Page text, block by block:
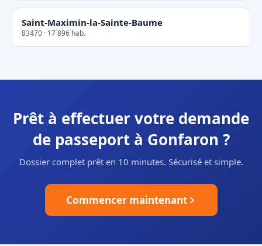
Saint-Maximin-la-Sainte-Baume
83470 · 17 896 hab.
Prêt à effectuer votre demande
de passeport à Gonfaron ?
Dossier complet prêt en 10 minutes. Sécurisé et simple.
Commencer maintenant